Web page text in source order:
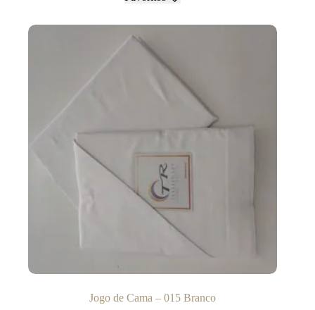
Jogo de Cama – 015 Branco